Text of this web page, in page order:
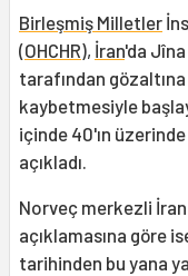
Birleşmiş Milletler
(OHCHR), İran'da Jîna
tarafından gözaltına
kaybetmesiyle
içinde 40'ın
açıkladı.
Norveç merkezli İran
açıklamasına göre
tarihinden bu yana